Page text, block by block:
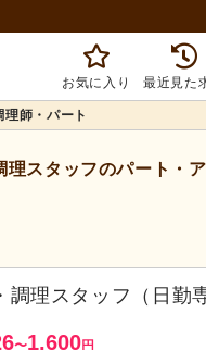
お気に入り 最近見た
理師・パート
理スタッフのパート・
調理スタッフ（日勤
〜1,600円